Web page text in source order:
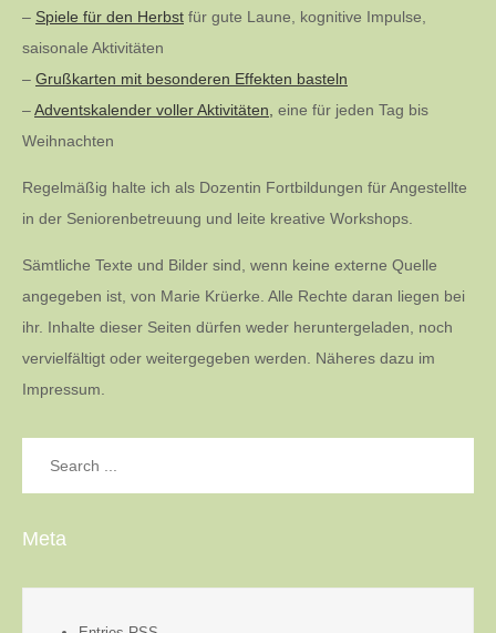
– Spiele für den Herbst für gute Laune, kognitive Impulse,
saisonale Aktivitäten
– Grußkarten mit besonderen Effekten basteln
–Adventskalender voller Aktivitäten, eine für jeden Tag bis
Weihnachten
Regelmäßig halte ich als Dozentin Fortbildungen für Angestellte
in der Seniorenbetreuung und leite kreative Workshops.
Sämtliche Texte und Bilder sind, wenn keine externe Quelle
angegeben ist, von Marie Krüerke. Alle Rechte daran liegen bei
ihr. Inhalte dieser Seiten dürfen weder heruntergeladen, noch
vervielfältigt oder weitergegeben werden. Näheres dazu im
Impressum.
Meta